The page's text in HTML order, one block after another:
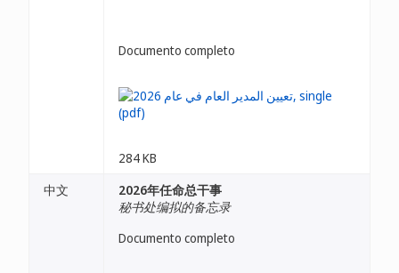
Documento completo
284 KB
中文
2026年任命总干事
秘书处编拟的备忘录
Documento completo